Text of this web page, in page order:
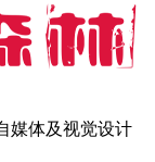
媒体及视觉设计